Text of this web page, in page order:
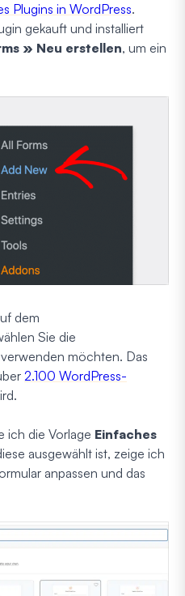
Plugins in WordPress.
gekauft und installiert
» Neu erstellen, um ein
dem
Sie die
möchten. Das
2.100 WordPress-
ich die Vorlage Einfaches
ausgewählt ist, zeige ich
anpassen und das